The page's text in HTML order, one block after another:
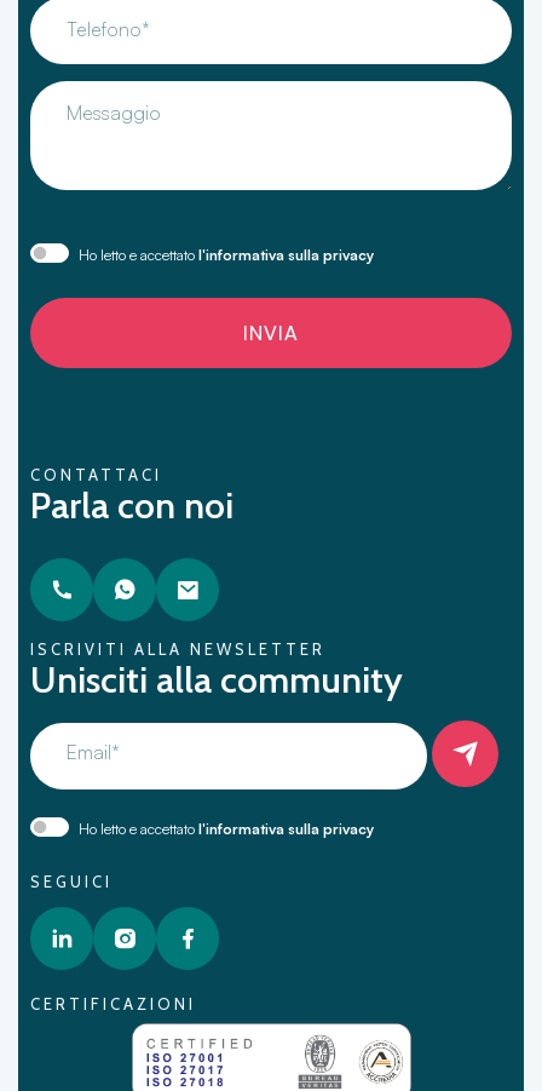
Telefono*
Messaggio
Ho letto e accettato l'informativa sulla privacy
INVIA
CONTATTACI
Parla con noi
ISCRIVITI ALLA NEWSLETTER
Unisciti alla community
Email*
Ho letto e accettato l'informativa sulla privacy
SEGUICI
CERTIFICAZIONI